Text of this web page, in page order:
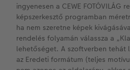
ingyenesen a CEWE FOTÓVILÁG
képszerkesztő programban
ha nem szeretne képek
rendelés folyamán válassza a
lehetőséget. A szoftverben tehát
az Eredeti formátum (teljes